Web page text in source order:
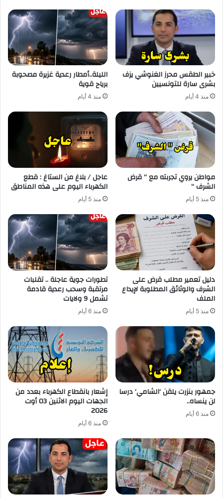
خبير الطقس محرز الغنوشي يزف
بشرى سارة للتونسيين
منذ 4 أيام
الليلة..أمطار رعدية غزيرة مصحوبة
برياح قوية
منذ 4 أيام
مواطن يروي تجربته مع ” قرض
الشرف “
منذ 5 أيام
عاجل / بلاغ من الستاغ : قطع
الكهرباء اليوم على هذه المناطق
منذ 5 أيام
دليل تعمير مطلب قرض على
الشرف والوثائق المطلوبة لإيداع
الملف
منذ 5 أيام
تطورات جوية عاجلة .. تقلبات
مرتقبة وسحب رعدية قادمة
تشمل 9 ولايات
منذ 6 أيام
جمهور بنزرت يلقن ‘الشامي’ درسا
لن ينساه..
منذ 6 أيام
إشعار بانقطاع الكهرباء بعدد من
الجهات اليوم الاثنين 03 أوت
2026
منذ 6 أيام